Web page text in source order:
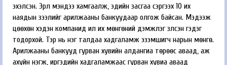
эхэлсэн. Эрүүл мэндээ хамгаалж, эдийн засгаа сэргээх 10 их
наядын зээлийг арилжааны банкуудаар олгож байсан. Мэдээж
цөөхөн хэдэн компанид илүү их мөнгөний дэмжлэг үзүүлсэн гэдэг
тодорхой. Тэр нь нэг талдаа хадгаламж эзэмшигч нарын мөнгө.
Арилжааны банкууд гурван хувийн алдангиа төрөөс аваад, аж
ахуйн нэгж, иргэдийн хадгаламжаас гурван хувиа аваад